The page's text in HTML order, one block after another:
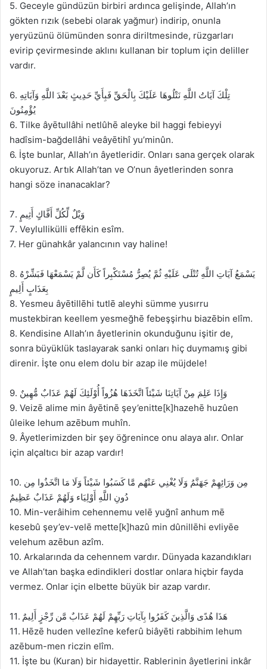
5. Geceyle gündüzün birbiri ardınca gelişinde, Allah’ın
gökten rızık (sebebi olarak yağmur) indirip, onunla
yeryüzünü ölümünden sonra diriltmesinde, rüzgarları
evirip çevirmesinde aklını kullanan bir toplum için deliller
vardır.
6. تِلْكَ آيَاتُ اللَّهِ نَتْلُوهَا عَلَيْكَ بِالْحَقِّ فَبِأَيِّ حَدِيثٍ بَعْدَ اللَّهِ وَآيَاتِهِ
يُؤْمِنُونَ
6. Tilke âyētullâhi netlûhē aleyke bil haggi febieyyi
hadîsim-bağdellâhi veâyētihî yu’minûn.
6. İşte bunlar, Allah’ın âyetleridir. Onları sana gerçek olarak
okuyoruz. Artık Allah’tan ve O’nun âyetlerinden sonra
hangi söze inanacaklar?
7. وَيْلٌ لِّكُلِّ أَفَّاكٍ أَثِيمٍ
7. Veylullikülli effēkin esîm.
7. Her günahkâr yalancının vay haline!
8. يَسْمَعُ آيَاتِ اللَّهِ تُتْلَى عَلَيْهِ ثُمَّ يُصِرُّ مُسْتَكْبِراً كَأَن لَّمْ يَسْمَعْهَا فَبَشِّرْهُ
بِعَذَابٍ أَلِيمٍ
8. Yesmeu âyētillēhi tutlē aleyhi sümme yusırru
mustekbiran keellem yesmeğhē febeşşirhu biazēbin elîm.
8. Kendisine Allah’ın âyetlerinin okunduğunu işitir de,
sonra büyüklük taslayarak sanki onları hiç duymamış gibi
direnir. İşte onu elem dolu bir azap ile müjdele!
9. وَإِذَا عَلِمَ مِنْ آيَاتِنَا شَيْئاً اتَّخَذَهَا هُزُواً أُوْلَئِكَ لَهُمْ عَذَابٌ مُّهِينٌ
9. Veizē alime min âyētinē şey’enitte[k]hazehē huzûen
ûleike lehum azēbum muhîn.
9. Âyetlerimizden bir şey öğrenince onu alaya alır. Onlar
için alçaltıcı bir azap vardır!
10. مِن وَرَائِهِمْ جَهَنَّمُ وَلَا يُغْنِي عَنْهُم مَّا كَسَبُوا شَيْئاً وَلَا مَا اتَّخَذُوا مِن
دُونِ اللَّهِ أَوْلِيَاء وَلَهُمْ عَذَابٌ عَظِيمٌ
10. Min-verâihim cehennemu velē yuğnî anhum mē
kesebû şey’ev-velē mette[k]hazû min dûnillēhi evliyēe
velehum azēbun azîm.
10. Arkalarında da cehennem vardır. Dünyada kazandıkları
ve Allah’tan başka edindikleri dostlar onlara hiçbir fayda
vermez. Onlar için elbette büyük bir azap vardır.
11. هَذَا هُدًى وَالَّذِينَ كَفَرُوا بِآيَاتِ رَبِّهِمْ لَهُمْ عَذَابٌ مَّن رِّجْزٍ أَلِيمٌ
11. Hēzē huden vellezîne keferû biâyēti rabbihim lehum
azēbum-men riczin elîm.
11. İşte bu (Kuran) bir hidayettir. Rablerinin âyetlerini inkâr